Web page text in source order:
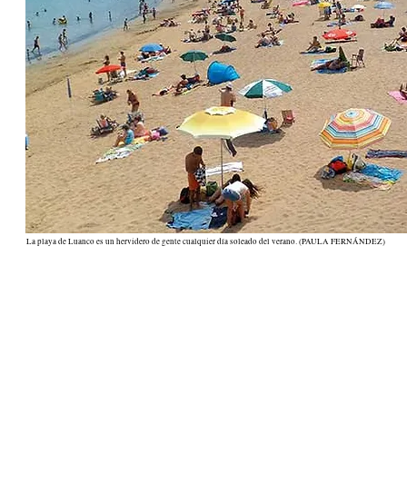
La playa de Luanco es un hervidero de gente cualquier día soleado del verano. (PAULA FERNÁNDEZ)